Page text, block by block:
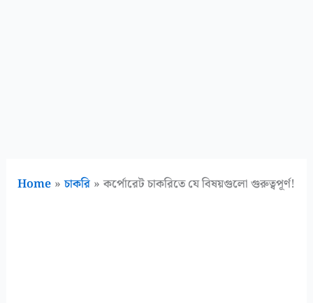
Home চাকরি কর্পোরেট চাকরিতে যে বিষয়গুলো গুরুত্বপূর্ণ!